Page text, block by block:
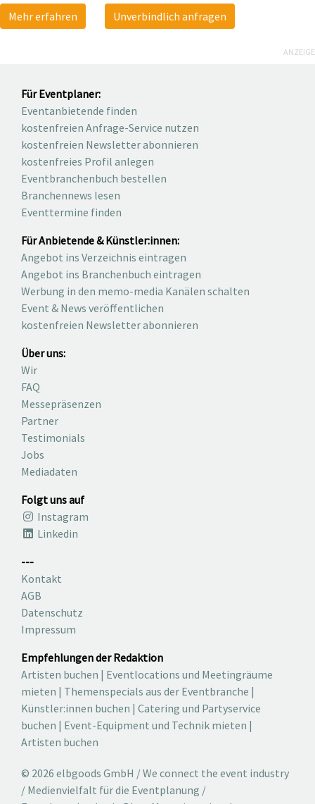
Mehr erfahren Unverbindlich anfragen
ANZEIGE
Für Eventplaner:
Eventanbietende finden
kostenfreien Anfrage-Service nutzen
kostenfreien Newsletter abonnieren
kostenfreies Profil anlegen
Eventbranchenbuch bestellen
Branchennews lesen
Eventtermine finden
Für Anbietende & Künstler:innen:
Angebot ins Verzeichnis eintragen
Angebot ins Branchenbuch eintragen
Werbung in den memo-media Kanälen schalten
Event & News veröffentlichen
kostenfreien Newsletter abonnieren
Über uns:
Wir
FAQ
Messepräsenzen
Partner
Testimonials
Jobs
Mediadaten
Folgt uns auf
Instagram
Linkedin
---
Kontakt
AGB
Datenschutz
Impressum
Empfehlungen der Redaktion
Artisten buchen | Eventlocations und Meetingräume
mieten | Themenspecials aus der Eventbranche |
Künstler:innen buchen | Catering und Partyservice
buchen | Event-Equipment und Technik mieten |
Artisten buchen
© 2026 elbgoods GmbH / We connect the event industry
/ Medienvielfalt für die Eventplanung /